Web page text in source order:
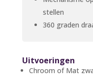
stellen
360 graden
Uitvoeringen
Chroom of Mat